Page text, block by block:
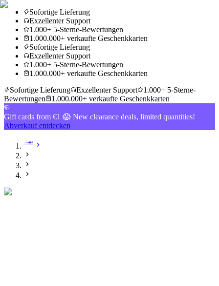
Sofortige Lieferung
Exzellenter Support
1.000+ 5-Sterne-Bewertungen
1.000.000+ verkaufte Geschenkkarten
Sofortige Lieferung
Exzellenter Support
1.000+ 5-Sterne-Bewertungen
1.000.000+ verkaufte Geschenkkarten
Sofortige Lieferung
Exzellenter Support
1.000+ 5-Sterne-
Bewertungen
1.000.000+ verkaufte Geschenkkarten
Gift cards from €1 😱 New clearance deals, limited quantities!
Abverkauf entdecken